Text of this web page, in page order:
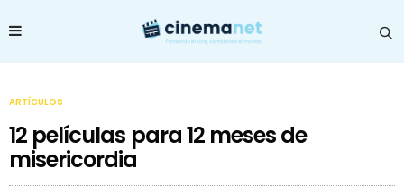
ARTÍCULOS
12 películas para 12 meses de
misericordia